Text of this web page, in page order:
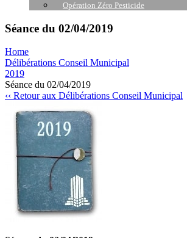
Opération Zéro Pesticide
Séance du 02/04/2019
Home
Délibérations Conseil Municipal
2019
Séance du 02/04/2019
‹‹ Retour aux Délibérations Conseil Municipal